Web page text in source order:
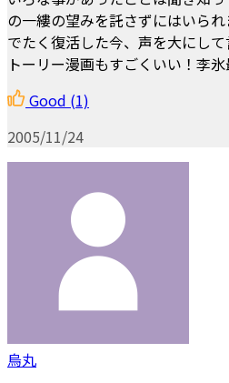
の一縷の望みを託さずにはいら
でたく復活した今、声を大にして
トーリー漫画もすごくいい！李氷
Good (1)
2005/11/24
烏丸